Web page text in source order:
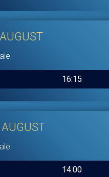
16:15
14:00